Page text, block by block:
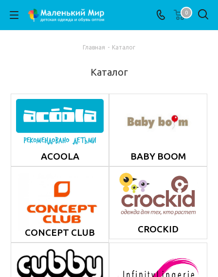
0
Главная - Каталог
Каталог
ACOOLA BABY BOOM
CONCEPT CLUB CROCKID